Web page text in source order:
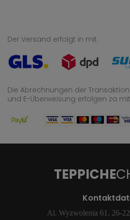
Der Versand erfolgt in mit:
Die Abrechnungen der
und E-Überweisung erfolgen za mit
TEPPICHE
Al. Wyzwolenia 61, 26-